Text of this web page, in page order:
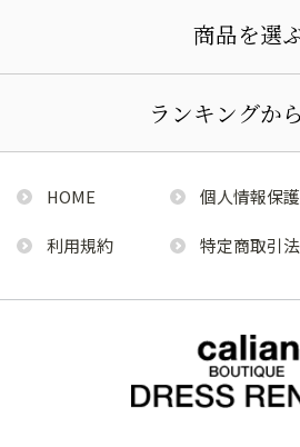
商品を選
ランキングか
HOME 個人情報保
利用規約 特定商取引